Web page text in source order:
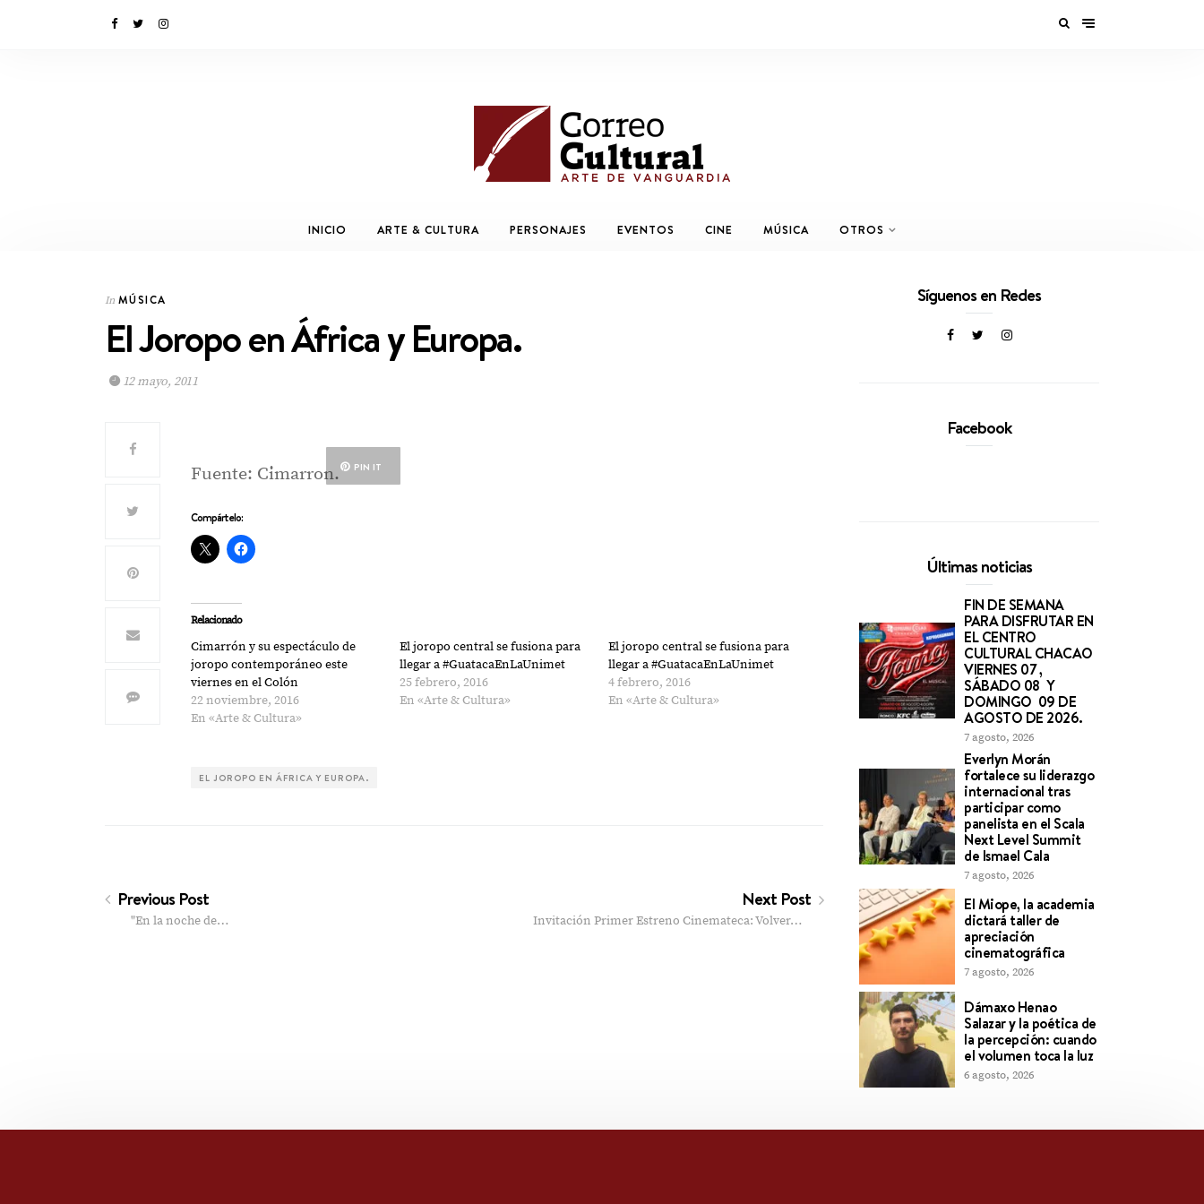
INICIO ARTE & CULTURA PERSONAJES EVENTOS CINE MÚSICA OTROS
In MÚSICA
El Joropo en África y Europa.
12 mayo, 2011
PIN IT
Fuente: Cimarron.
Compártelo:
Relacionado
Cimarrón y su espectáculo de
joropo contemporáneo este
viernes en el Colón
22 noviembre, 2016
En «Arte & Cultura»
El joropo central se fusiona para
llegar a #GuatacaEnLaUnimet
25 febrero, 2016
En «Arte & Cultura»
El joropo central se fusiona para
llegar a #GuatacaEnLaUnimet
4 febrero, 2016
En «Arte & Cultura»
EL JOROPO EN ÁFRICA Y EUROPA.
Previous Post
"En la noche de…
Next Post
Invitación Primer Estreno Cinemateca: Volver…
Síguenos en Redes
Facebook
Últimas noticias
FIN DE SEMANA
PARA DISFRUTAR EN
EL CENTRO
CULTURAL CHACAO
VIERNES 07 ,
SÁBADO 08 Y
DOMINGO 09 DE
AGOSTO DE 2026.
7 agosto, 2026
Everlyn Morán
fortalece su liderazgo
internacional tras
participar como
panelista en el Scala
Next Level Summit
de Ismael Cala
7 agosto, 2026
El Miope, la academia
dictará taller de
apreciación
cinematográfica
7 agosto, 2026
Dámaxo Henao
Salazar y la poética de
la percepción: cuando
el volumen toca la luz
6 agosto, 2026